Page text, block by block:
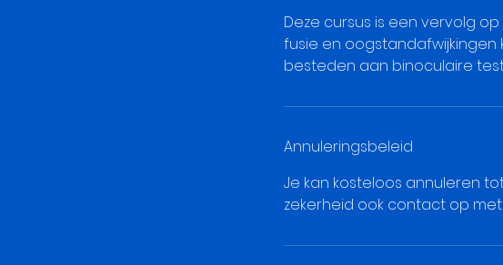
o
p
e
Deze cursus is een vervolg
fusie en
besteden aan binoculaire
Annuleringsbeleid
Je kan kosteloos annuleren
zekerheid ook contact op